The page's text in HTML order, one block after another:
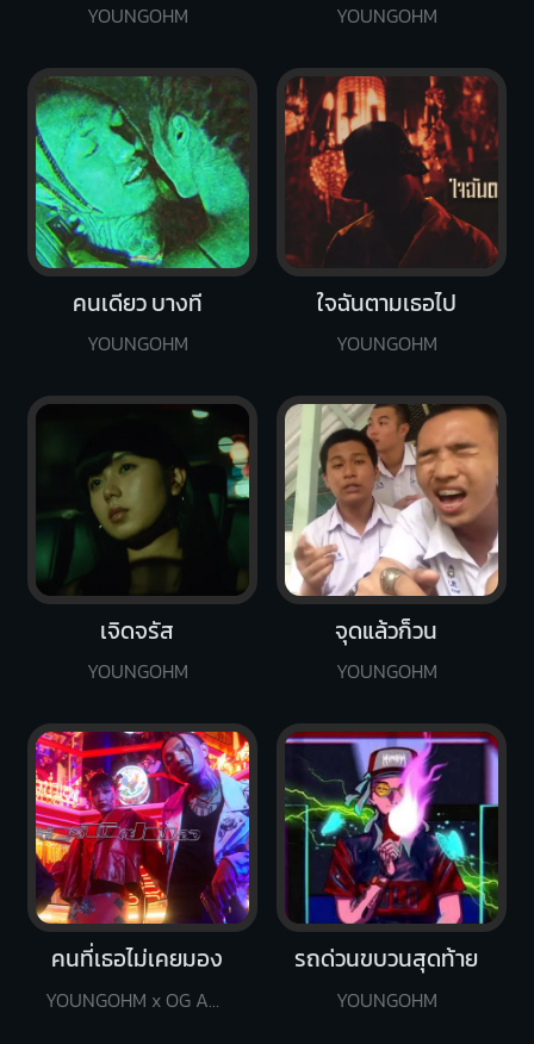
YOUNGOHM YOUNGOHM
คนเดียว บางที
YOUNGOHM
ใจฉันตามเธอไป
YOUNGOHM
เจิดจรัส
YOUNGOHM
จุดแล้วก็วน
YOUNGOHM
คนที่เธอไม่เคยมอง
YOUNGOHM x OG ANIC
รถด่วนขบวนสุดท้าย
YOUNGOHM